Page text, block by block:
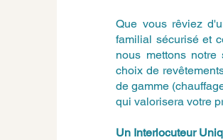
Que vous rêviez
familial sécurisé et
nous mettons
choix de
de gamme
qui valorisera votre
Un Interlocuteur